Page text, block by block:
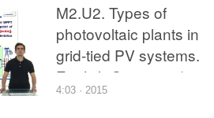
M2.U2. Types of
photovoltaic plants in
grid-tied PV systems.
English Grammar /
spelling revision
4:03 · 2015